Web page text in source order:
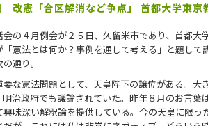
改憲「合区解消など争点」 首都大学東京
の４月例会が２５日、久留米市であり、首都大
憲法とは何か？事例を通して考える」と題して
通り。
な憲法問題として、天皇陛下の譲位がある。大
明治政府でも議論されていた。昨年８月のお言葉
興味深い解釈論を提供している。今の天皇に限っ